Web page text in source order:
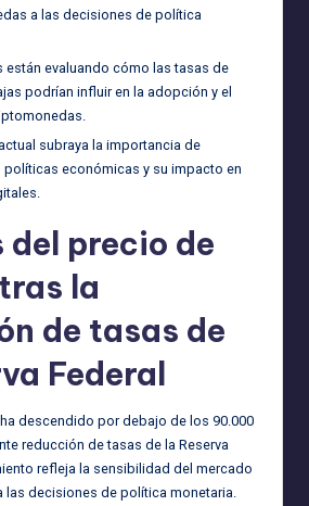
a las decisiones de política
están evaluando cómo las tasas de
podrían influir en la adopción y el
subraya la importancia de
políticas económicas y su impacto en
precio de
la
de tasas de
Federal
descendido por debajo de los 90.000
reducción de tasas de la Reserva
refleja la sensibilidad del mercado
decisiones de política monetaria.